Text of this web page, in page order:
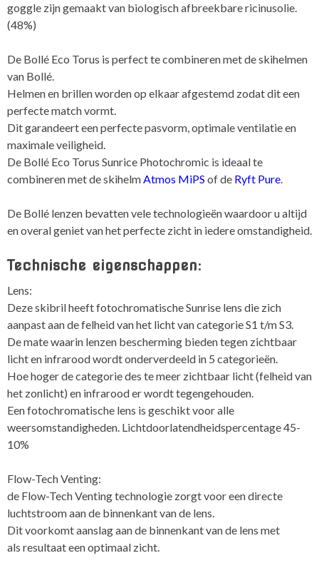
goggle zijn gemaakt van biologisch afbreekbare ricinusolie.
(48%)
De Bollé Eco Torus is perfect te combineren met de skihelmen
van Bollé.
Helmen en brillen worden op elkaar afgestemd zodat dit een
perfecte match vormt.
Dit garandeert een perfecte pasvorm, optimale ventilatie en
maximale veiligheid.
De Bollé Eco Torus Sunrice Photochromic is ideaal te
combineren met de skihelmAtmos MiPS of de Ryft Pure.
De Bollé lenzen bevatten vele technologieën waardoor u altijd
en overal geniet van het perfecte zicht in iedere omstandigheid.
Technische eigenschappen:
Lens:
Deze skibril heeft fotochromatische Sunrise lens die zich
aanpast aan de felheid van het licht van categorie S1 t/m S3.
De mate waarin lenzen bescherming bieden tegen zichtbaar
licht en infrarood wordt onderverdeeld in 5 categorieën.
Hoe hoger de categorie des te meer zichtbaar licht (felheid van
het zonlicht) en infrarood er wordt tegengehouden.
Een fotochromatische lens is geschikt voor alle
weersomstandigheden. Lichtdoorlatendheidspercentage 45-
10%
Flow-Tech Venting:
de Flow-Tech Venting technologie zorgt voor een directe
luchtstroom aan de binnenkant van de lens.
Dit voorkomt aanslag aan de binnenkant van de lens met
als resultaat een optimaal zicht.